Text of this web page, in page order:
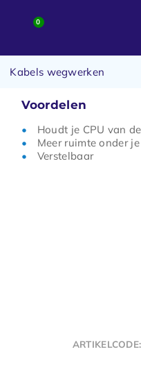
0
Kabels wegwerken
Voordelen
Houdt je CPU van
Meer ruimte onder
Verstelbaar
ARTIKELCODE: